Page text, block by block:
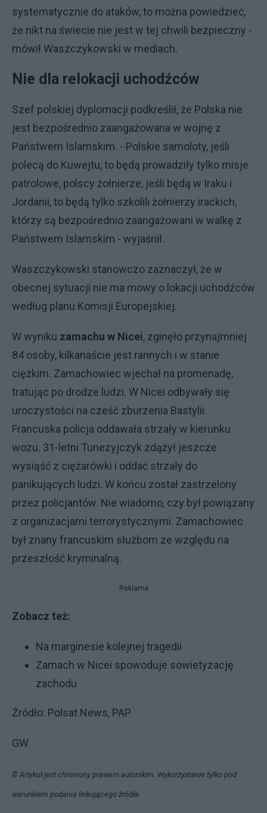
systematycznie do ataków, to można powiedzieć,
że nikt na świecie nie jest w tej chwili bezpieczny -
mówił Waszczykowski w mediach.
Nie dla relokacji uchodźców
Szef polskiej dyplomacji podkreślił, że Polska nie
jest bezpośrednio zaangażowana w wojnę z
Państwem Islamskim. - Polskie samoloty, jeśli
polecą do Kuwejtu, to będą prowadziły tylko misje
patrolowe, polscy żołnierze, jeśli będą w Iraku i
Jordanii, to będą tylko szkolili żołnierzy irackich,
którzy są bezpośrednio zaangażowani w walkę z
Państwem Islamskim - wyjaśnił.
Waszczykowski stanowczo zaznaczył, że w
obecnej sytuacji nie ma mowy o lokacji uchodźców
według planu Komisji Europejskiej.
W wyniku zamachu w Nicei, zginęło przynajmniej
84 osoby, kilkanaście jest rannych i w stanie
ciężkim. Zamachowiec wjechał na promenadę,
tratując po drodze ludzi. W Nicei odbywały się
uroczystości na cześć zburzenia Bastylii.
Francuska policja oddawała strzały w kierunku
wozu. 31-letni Tunezyjczyk zdążył jeszcze
wysiąść z ciężarówki i oddać strzały do
panikujących ludzi. W końcu został zastrzelony
przez policjantów. Nie wiadomo, czy był powiązany
z organizacjami terrorystycznymi. Zamachowiec
był znany francuskim służbom ze względu na
przeszłość kryminalną.
Reklama
Zobacz też:
Na marginesie kolejnej tragedii
Zamach w Nicei spowoduje sowietyzację
zachodu
Źródło: Polsat News, PAP
GW
© Artykuł jest chroniony prawem autorskim. Wykorzystanie tylko pod
warunkiem podania linkującego źródła.